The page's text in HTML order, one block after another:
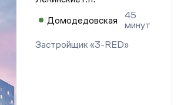
(корп. 8-10)
(корп. 8-10)
(корп. 8-10)
(корп. 8-10)
(корп. 8-10)
(корп. 8-10)
(корп. 8-10)
(корп. 8-10)
(корп. 8-10)
(корп. 8-10)
Домодедовская
45
минут
Застройщик «3-RED»